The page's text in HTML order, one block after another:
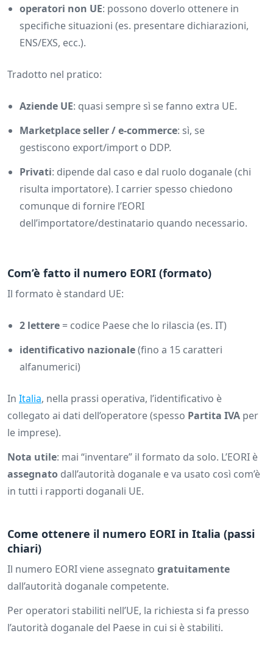
operatori non UE: possono doverlo ottenere in
specifiche situazioni (es. presentare dichiarazioni,
ENS/EXS, ecc.).
Tradotto nel pratico:
Aziende UE: quasi sempre sì se fanno extra UE.
Marketplace seller / e-commerce: sì, se
gestiscono export/import o DDP.
Privati: dipende dal caso e dal ruolo doganale (chi
risulta importatore). I carrier spesso chiedono
comunque di fornire l’EORI
dell’importatore/destinatario quando necessario.
Com’è fatto il numero EORI (formato)
Il formato è standard UE:
2 lettere = codice Paese che lo rilascia (es. IT)
identificativo nazionale(fino a 15 caratteri
alfanumerici)
In Italia, nella prassi operativa, l’identificativo è
collegato ai dati dell’operatore (spesso Partita IVA per
le imprese).
Nota utile: mai “inventare” il formato da solo. L’EORI è
assegnato dall’autorità doganale e va usato così com’è
in tutti i rapporti doganali UE.
Come ottenere il numero EORI in Italia (passi
chiari)
Il numero EORI viene assegnato gratuitamente
dall’autorità doganale competente.
Per operatori stabiliti nell’UE, la richiesta si fa presso
l’autorità doganale del Paese in cui si è stabiliti.